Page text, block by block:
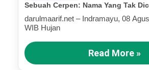
Sebuah Cerpen: Nama Yang Tak
darulmaarif.net – Indramayu, 08
WIB Hujan
Read More »